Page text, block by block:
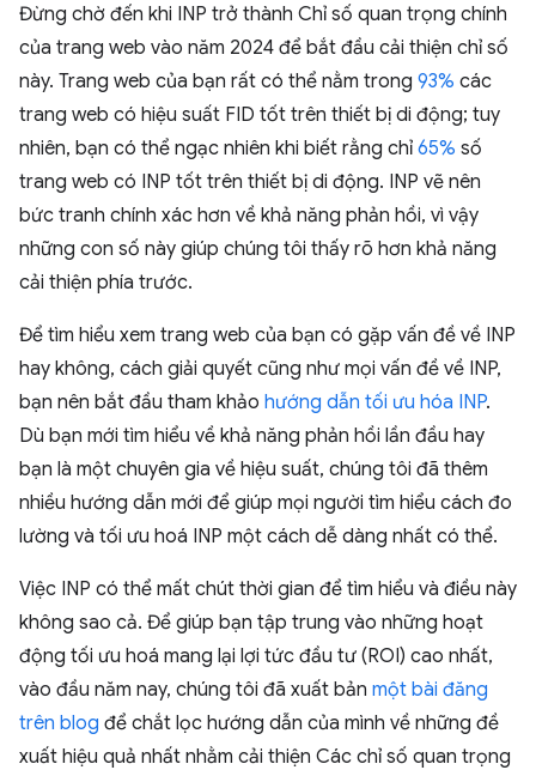
Đừng chờ đến khi INP trở thành Chỉ số quan trọng chính
của trang web vào năm 2024 để bắt đầu cải thiện chỉ số
này. Trang web của bạn rất có thể nằm trong 93% các
trang web có hiệu suất FID tốt trên thiết bị di động; tuy
nhiên, bạn có thể ngạc nhiên khi biết rằng chỉ 65% số
trang web có INP tốt trên thiết bị di động. INP vẽ nên
bức tranh chính xác hơn về khả năng phản hồi, vì vậy
những con số này giúp chúng tôi thấy rõ hơn khả năng
cải thiện phía trước.
Để tìm hiểu xem trang web của bạn có gặp vấn đề về INP
hay không, cách giải quyết cũng như mọi vấn đề về INP,
bạn nên bắt đầu tham khảo hướng dẫn tối ưu hóa INP.
Dù bạn mới tìm hiểu về khả năng phản hồi lần đầu hay
bạn là một chuyên gia về hiệu suất, chúng tôi đã thêm
nhiều hướng dẫn mới để giúp mọi người tìm hiểu cách đo
lường và tối ưu hoá INP một cách dễ dàng nhất có thể.
Việc INP có thể mất chút thời gian để tìm hiểu và điều này
không sao cả. Để giúp bạn tập trung vào những hoạt
động tối ưu hoá mang lại lợi tức đầu tư (ROI) cao nhất,
vào đầu năm nay, chúng tôi đã xuất bản một bài đăng
trên blog để chắt lọc hướng dẫn của mình về những đề
xuất hiệu quả nhất nhằm cải thiện Các chỉ số quan trọng